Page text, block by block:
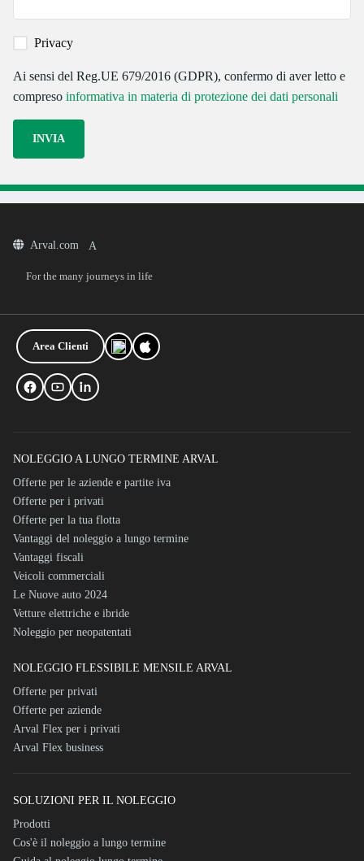
Privacy
Ai sensi del Reg.UE 679/2016 (GDPR), confermo di aver letto e
compreso informativa in materia di protezione dei dati personali
Arval.com
For the many journeys in life
Area Clienti
NOLEGGIO A LUNGO TERMINE ARVAL
Offerte per le aziende e partite iva
Offerte per i privati
Offerte per la tua flotta
Vantaggi del noleggio a lungo termine
Vantaggi fiscali
Veicoli commerciali
Le Nuove auto 2024
Vetture elettriche e ibride
Noleggio per neopatentati
NOLEGGIO FLESSIBILE MENSILE ARVAL
Offerte per privati
Offerte per aziende
Arval Flex per i privati
Arval Flex business
SOLUZIONI PER IL NOLEGGIO
Prodotti
Cos'è il noleggio a lungo termine